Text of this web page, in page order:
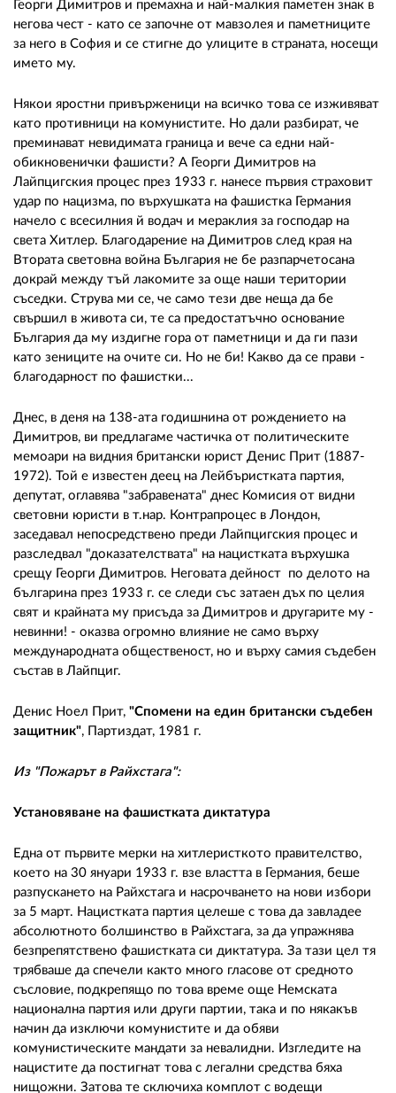
Георги Димитров и премахна и най-малкия паметен знак в
негова чест - като се започне от мавзолея и паметниците
за него в София и се стигне до улиците в страната, носещи
името му.
Някои яростни привърженици на всичко това се изживяват
като противници на комунистите. Но дали разбират, че
преминават невидимата граница и вече са едни най-
обикновенички фашисти? А Георги Димитров на
Лайпцигския процес през 1933 г. нанесе първия страховит
удар по нацизма, по върхушката на фашистка Германия
начело с всесилния й водач и мераклия за господар на
света Хитлер. Благодарение на Димитров след края на
Втората световна война България не бе разпарчетосана
докрай между тъй лакомите за още наши територии
съседки. Струва ми се, че само тези две неща да бе
свършил в живота си, те са предостатъчно основание
България да му издигне гора от паметници и да ги пази
като зениците на очите си. Но не би! Какво да се прави -
благодарност по фашистки...
Днес, в деня на 138-ата годишнина от рождението на
Димитров, ви предлагаме частичка от политическите
мемоари на видния британски юрист Денис Прит (1887-
1972). Той е известен деец на Лейбъристката партия,
депутат, оглавява "забравената" днес Комисия от видни
световни юристи в т.нар. Контрапроцес в Лондон,
заседавал непосредствено преди Лайпцигския процес и
разследвал "доказателствата" на нацистката върхушка
срещу Георги Димитров. Неговата дейност по делото на
българина през 1933 г. се следи със затаен дъх по целия
свят и крайната му присъда за Димитров и другарите му -
невинни! - оказва огромно влияние не само върху
международната общественост, но и върху самия съдебен
състав в Лайпциг.
Денис Ноел Прит, "Спомени на един британски съдебен
защитник", Партиздат, 1981 г.
Из "Пожарът в Райхстага":
Установяване на фашистката диктатура
Една от първите мерки на хитлеристкото правителство,
което на 30 януари 1933 г. взе властта в Германия, беше
разпускането на Райхстага и насрочването на нови избори
за 5 март. Нацистката партия целеше с това да завладее
абсолютното болшинство в Райхстага, за да упражнява
безпрепятствено фашистката си диктатура. За тази цел тя
трябваше да спечели както много гласове от средното
съсловие, подкрепящо по това време още Немската
национална партия или други партии, така и по някакъв
начин да изключи комунистите и да обяви
комунистическите мандати за невалидни. Изгледите на
нацистите да постигнат това с легални средства бяха
нищожни. Затова те сключиха комплот с водещи